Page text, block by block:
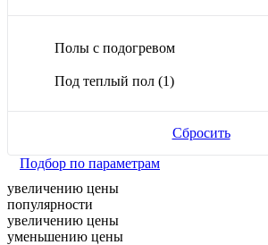
Полы с подогревом
Под теплый пол (1)
Сбросить
Подбор по параметрам
увеличению цены
популярности
увеличению цены
уменьшению цены